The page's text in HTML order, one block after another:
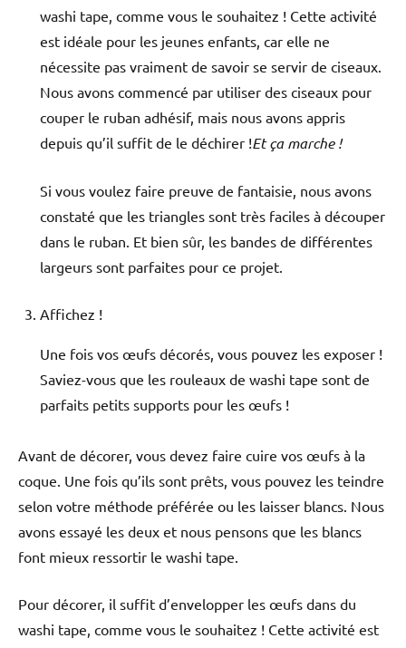
washi tape, comme vous le souhaitez ! Cette activité
est idéale pour les jeunes enfants, car elle ne
nécessite pas vraiment de savoir se servir de ciseaux.
Nous avons commencé par utiliser des ciseaux pour
couper le ruban adhésif, mais nous avons appris
depuis qu’il suffit de le déchirer !Et ça marche !
Si vous voulez faire preuve de fantaisie, nous avons
constaté que les triangles sont très faciles à découper
dans le ruban. Et bien sûr, les bandes de différentes
largeurs sont parfaites pour ce projet.
Affichez !
Une fois vos œufs décorés, vous pouvez les exposer !
Saviez-vous que les rouleaux de washi tape sont de
parfaits petits supports pour les œufs !
Avant de décorer, vous devez faire cuire vos œufs à la
coque. Une fois qu’ils sont prêts, vous pouvez les teindre
selon votre méthode préférée ou les laisser blancs. Nous
avons essayé les deux et nous pensons que les blancs
font mieux ressortir le washi tape.
Pour décorer, il suffit d’envelopper les œufs dans du
washi tape, comme vous le souhaitez ! Cette activité est